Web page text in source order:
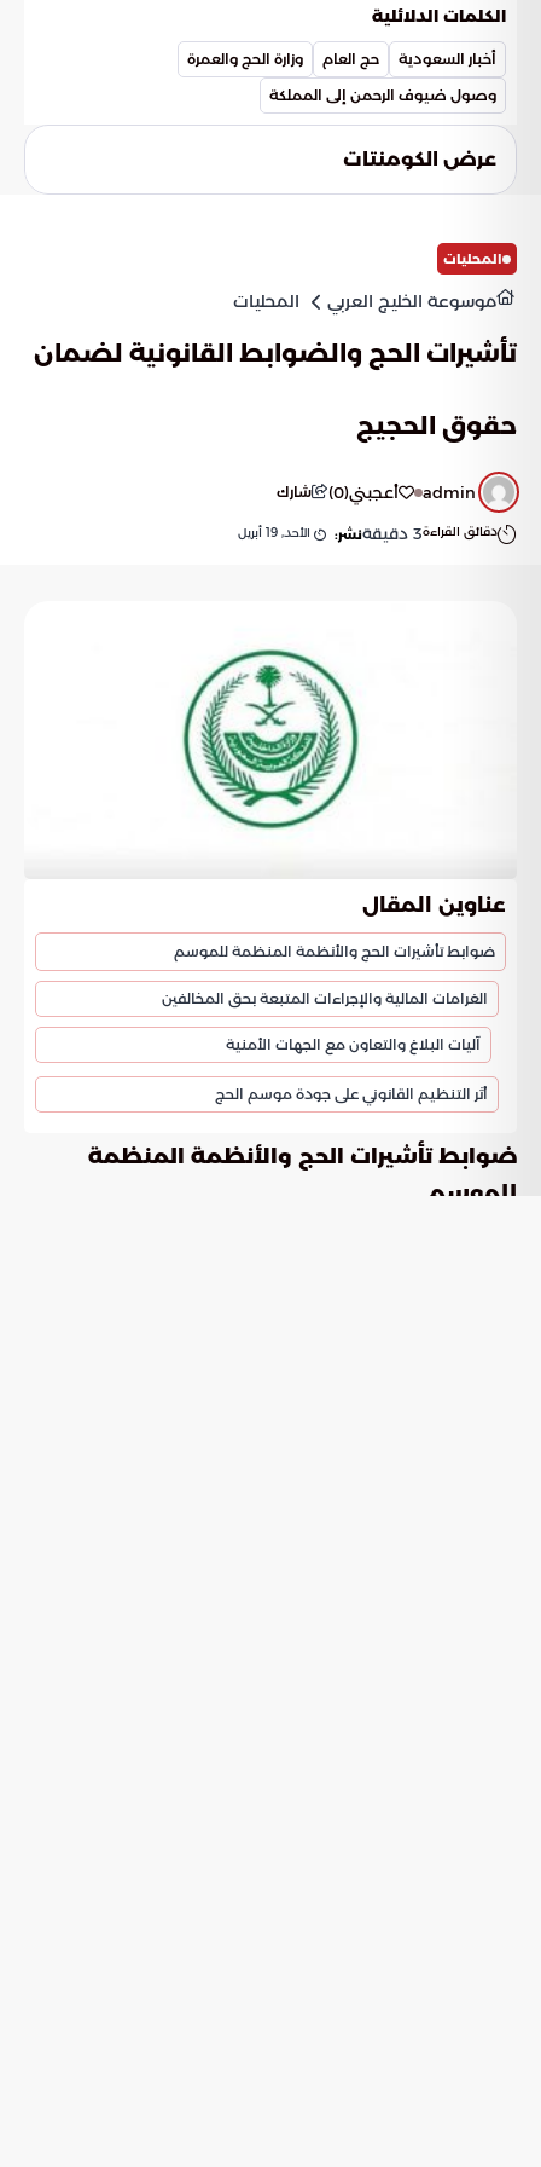
نقاط العبور وتنتهي بأداء المناسك بيسر وطمأنينة. كما يضع هذا
التطوير المستمر للخدمات في الأعوام القادمة للارتقاء بجودة
الخدمات المقدمة لضيوف الرحمن.
الكلمات الدلائلية
أخبار السعودية حج العام
وزارة الحج والعمرة
وصول ضيوف الرحمن إلى المملكة
عرض الكومنتات
المحليات
موسوعة الخليج العربي المحليات
تأشيرات الحج والضوابط القانونية لضمان
حقوق الحجيج
admin أعجبني(
0
) شارك
دقائق القراءة3 دقيقةنشر: الأحد, 19 أبريل
عناوين المقال
ضوابط تأشيرات الحج والأنظمة المنظمة للموسم
الغرامات المالية والإجراءات المتبعة بحق المخالفين
آليات البلاغ والتعاون مع الجهات الأمنية
أثر التنظيم القانوني على جودة موسم الحج
ضوابط تأشيرات الحج والأنظمة المنظمة
للموسم